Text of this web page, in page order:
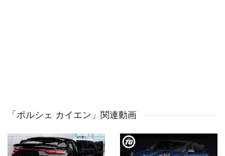
電動モーターを組み合わせたプラグインハイブリッド。
合計で739馬力、950Nmを発揮し、8速ATで4輪を駆動。
ただし、車重は2,495kgと今回の中で最も重い。新車価格
は約3,200万円。
「ポルシェ カイエン」関連動画